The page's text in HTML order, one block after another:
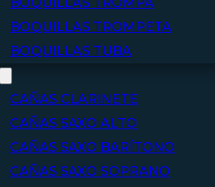
BOQUILLAS TROMPETA
BOQUILLAS TUBA
CAÑAS CLARINETE
CAÑAS SAXO ALTO
CAÑAS SAXO BARÍTONO
CAÑAS SAXO SOPRANO